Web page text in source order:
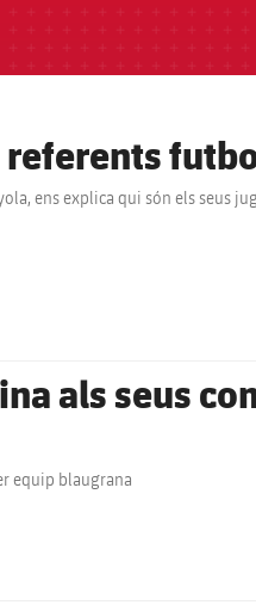
referents
ens explica qui són els seus
als seus
equip blaugrana